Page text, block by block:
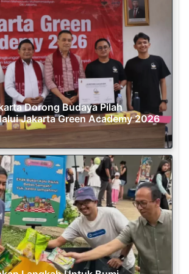
Dorong Budaya Pilah
Jakarta Green Academy 2026